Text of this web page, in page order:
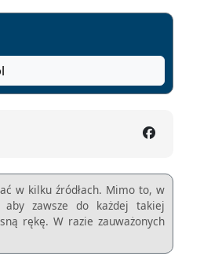
w kilku źródłach. Mimo to, w
aby zawsze do każdej takiej
rękę. W razie zauważonych